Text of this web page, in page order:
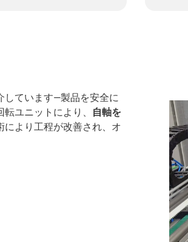
しています―製品を安全に
ユニットにより、
自軸を
より工程が改善され、オ